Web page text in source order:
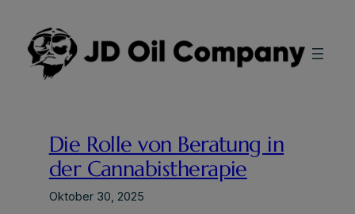
springen
Die Rolle von Beratung in
der Cannabistherapie
Oktober 30, 2025